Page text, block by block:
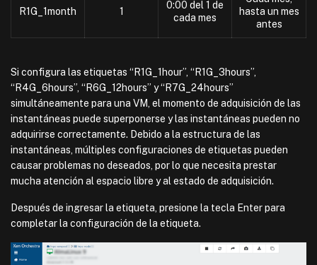
R1G_1month 1
0:00 del 1 de
cada mes
hasta un mes
antes
Si configura las etiquetas “R1G_1hour”, “R1G_3hours”,
“R4G_6hours”, “R6G_12hours” y “R7G_24hours”
simultáneamente para una VM, el momento de adquisición de las
instantáneas puede superponerse y las instantáneas pueden no
adquirirse correctamente. Debido a la estructura de las
instantáneas, múltiples configuraciones de etiquetas pueden
causar problemas no deseados, por lo que necesita prestar
mucha atención al espacio libre y al estado de adquisición.
Después de ingresar la etiqueta, presione la tecla Enter para
completar la configuración de la etiqueta.